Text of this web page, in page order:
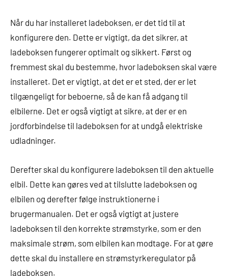
Når du har installeret ladeboksen, er det tid til at
konfigurere den. Dette er vigtigt, da det sikrer, at
ladeboksen fungerer optimalt og sikkert. Først og
fremmest skal du bestemme, hvor ladeboksen skal være
installeret. Det er vigtigt, at det er et sted, der er let
tilgængeligt for beboerne, så de kan få adgang til
elbilerne. Det er også vigtigt at sikre, at der er en
jordforbindelse til ladeboksen for at undgå elektriske
udladninger.
Derefter skal du konfigurere ladeboksen til den aktuelle
elbil. Dette kan gøres ved at tilslutte ladeboksen og
elbilen og derefter følge instruktionerne i
brugermanualen. Det er også vigtigt at justere
ladeboksen til den korrekte strømstyrke, som er den
maksimale strøm, som elbilen kan modtage. For at gøre
dette skal du installere en strømstyrkeregulator på
ladeboksen.